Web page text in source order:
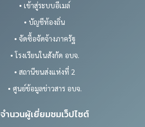
• เข้าสู่ระบบอีเมล์
• บัญชีท้องถิ่น
• จัดซื้อจัดจ้างภาครัฐ
• โรงเรียนในสังกัด อบจ.
• สถานีขนส่งแห่งที่ 2
• ศูนย์ข้อมูลข่าวสาร อบจ.
จำนวนผู้เยี่ยมชมเว็ปไซต์